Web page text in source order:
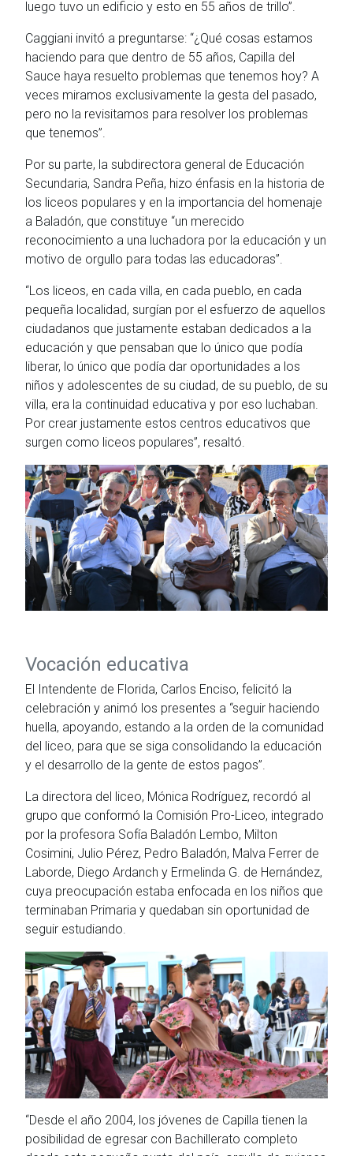
luego tuvo un edificio y esto en 55 años de trillo”.
Caggiani invitó a preguntarse: “¿Qué cosas estamos
haciendo para que dentro de 55 años, Capilla del
Sauce haya resuelto problemas que tenemos hoy? A
veces miramos exclusivamente la gesta del pasado,
pero no la revisitamos para resolver los problemas
que tenemos”.
Por su parte, la subdirectora general de Educación
Secundaria, Sandra Peña, hizo énfasis en la historia de
los liceos populares y en la importancia del homenaje
a Baladón, que constituye “un merecido
reconocimiento a una luchadora por la educación y un
motivo de orgullo para todas las educadoras”.
“Los liceos, en cada villa, en cada pueblo, en cada
pequeña localidad, surgían por el esfuerzo de aquellos
ciudadanos que justamente estaban dedicados a la
educación y que pensaban que lo único que podía
liberar, lo único que podía dar oportunidades a los
niños y adolescentes de su ciudad, de su pueblo, de su
villa, era la continuidad educativa y por eso luchaban.
Por crear justamente estos centros educativos que
surgen como liceos populares”, resaltó.
Vocación educativa
El Intendente de Florida, Carlos Enciso, felicitó la
celebración y animó los presentes a “seguir haciendo
huella, apoyando, estando a la orden de la comunidad
del liceo, para que se siga consolidando la educación
y el desarrollo de la gente de estos pagos”.
La directora del liceo, Mónica Rodríguez, recordó al
grupo que conformó la Comisión Pro-Liceo, integrado
por la profesora Sofía Baladón Lembo, Milton
Cosimini, Julio Pérez, Pedro Baladón, Malva Ferrer de
Laborde, Diego Ardanch y Ermelinda G. de Hernández,
cuya preocupación estaba enfocada en los niños que
terminaban Primaria y quedaban sin oportunidad de
seguir estudiando.
“Desde el año 2004, los jóvenes de Capilla tienen la
posibilidad de egresar con Bachillerato completo